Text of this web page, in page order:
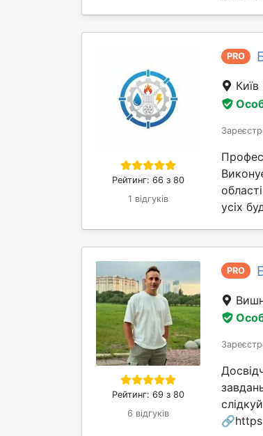
Рейтинг: 66 з 80
1 відгуків
PRO
Київ
усіх
Рейтинг: 69 з 80
6 відгуків
PRO